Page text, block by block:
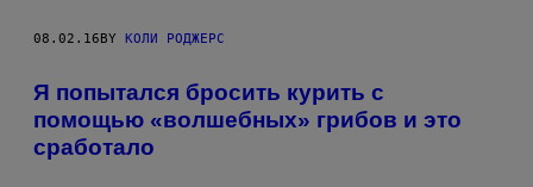
08.02.16BY КОЛИ РОДЖЕРС
Я попытался бросить курить с
помощью «волшебных» грибов и это
сработало